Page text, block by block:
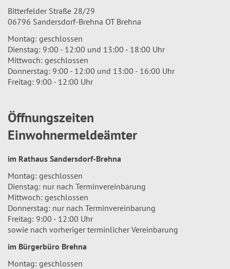
Bitterfelder Straße 28/29
06796 Sandersdorf-Brehna OT Brehna
Montag: geschlossen
Dienstag: 9:00 - 12:00 und 13:00 - 18:00 Uhr
Mittwoch: geschlossen
Donnerstag: 9:00 - 12:00 und 13:00 - 16:00 Uhr
Freitag: 9:00 - 12:00 Uhr
Öffnungszeiten
Einwohnermeldeämter
im Rathaus Sandersdorf-Brehna
Montag: geschlossen
Dienstag: nur nach Terminvereinbarung
Mittwoch: geschlossen
Donnerstag: nur nach Terminvereinbarung
Freitag: 9:00 - 12:00 Uhr
sowie nach vorheriger terminlicher Vereinbarung
im Bürgerbüro Brehna
Montag: geschlossen